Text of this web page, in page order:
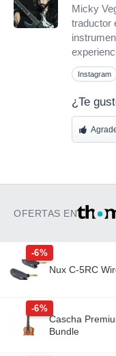
Micky
traductor
Instagram
¿Te
OFERTAS EN
-6%
Nux C-5RC
-6%
Cascha
Bundle